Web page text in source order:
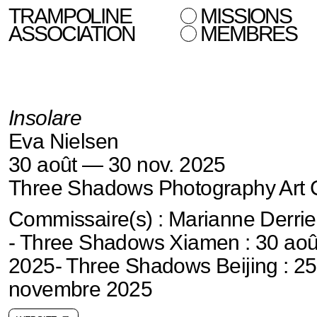
TRAMPOLINE
ASSOCIATION
MISSIONS
MEMBRES
Insolare
Eva Nielsen
30 août — 30 nov. 2025
Three Shadows Photography Art
Commissaire(s) : Marianne
- Three Shadows Xiamen : 30
2025- Three Shadows Beijing :
novembre 2025